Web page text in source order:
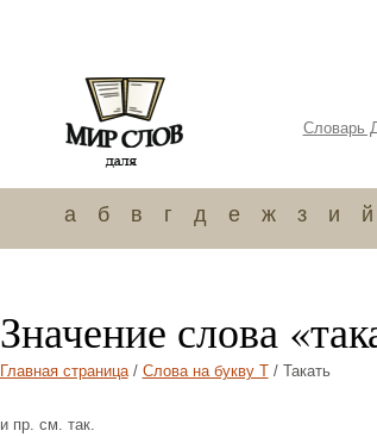
Словарь
а б в г д е ж з и й
Значение слова
Главная страница/ Слова на букву Т/ Такать
и пр. см. так.